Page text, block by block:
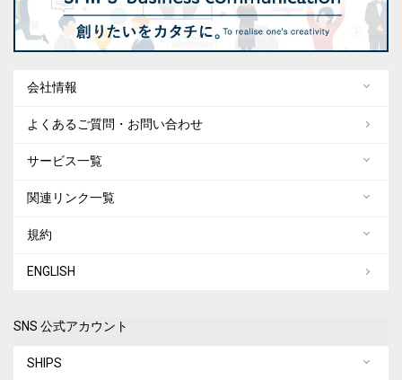
会社情報
よくあるご質問・お問い合わせ
サービス一覧
関連リンク一覧
規約
ENGLISH
SNS 公式アカウント
SHIPS